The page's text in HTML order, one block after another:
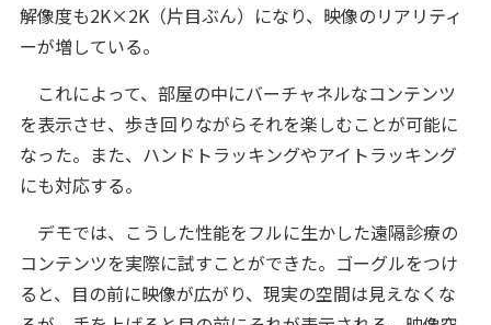
解像度も2K×2K（片目ぶん）になり、映像のリアリティ
ーが増している。
これによって、部屋の中にバーチャネルなコンテンツ
を表示させ、歩き回りながらそれを楽しむことが可能に
なった。また、ハンドトラッキングやアイトラッキング
にも対応する。
デモでは、こうした性能をフルに生かした遠隔診療の
コンテンツを実際に試すことができた。ゴーグルをつけ
ると、目の前に映像が広がり、現実の空間は見えなくな